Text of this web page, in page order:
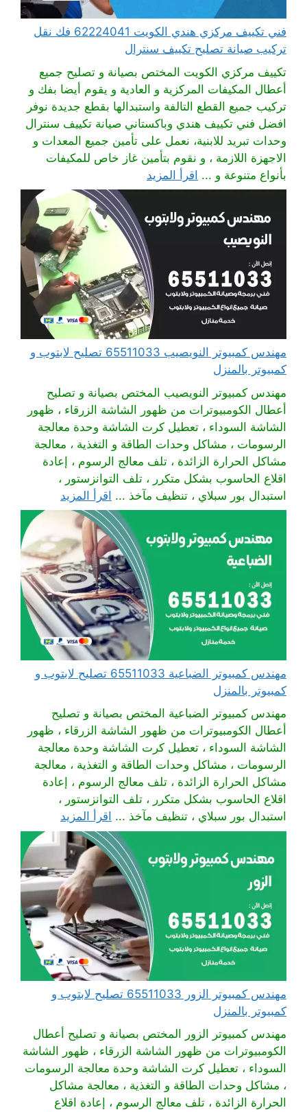
فني تكييف مركزي هندي الكويت 62224041 فك نقل
تركيب صيانة تصليح تكييف سنترال
تكييف مركزي الكويت المختص بصيانة و تصليح جميع
أعطال المكيفات المركزية و العادية و يقوم أيضا بفك و
تركيب جميع القطع التالفة واستبدالها بقطع جديدة نوفر
افضل فني تكييف هندي وباكستاني صيانة تكييف سنترال
وحدات تبريد للابنية، نعمل على تأمين جميع المعدات و
الاجهزة اللازمة ، و نقوم بتأمين غاز خاص للمكيفات
بأنواع متنوعة و ... اقرأ المزيد
مهندس كمبيوتر النويصيب 65511033 تصليح لابتوب و
كمبيوتر بالمنزل
مهندس كمبيوتر النويصيب المختص بصيانة و تصليح
أعطال الكومبيوترات من ظهور الشاشة الزرقاء ، ظهور
الشاشة السوداء ، تعطيل كرت الشاشة وحدة معالجة
الرسومات ، مشاكل وحدات الطاقة و التغذية ، معالجة
مشاكل الحرارة الزائدة ، تلف معالج الرسوم ، إعادة
اقلاع الحاسوب بشكل متكرر ، تلف التوانزستور ،
استبدال بور سبلاي ، تنظيف مآخذ ... اقرأ المزيد
مهندس كمبيوتر الضباعية 65511033 تصليح لابتوب و
كمبيوتر بالمنزل
مهندس كمبيوتر الضباعية المختص بصيانة و تصليح
أعطال الكومبيوترات من ظهور الشاشة الزرقاء ، ظهور
الشاشة السوداء ، تعطيل كرت الشاشة وحدة معالجة
الرسومات ، مشاكل وحدات الطاقة و التغذية ، معالجة
مشاكل الحرارة الزائدة ، تلف معالج الرسوم ، إعادة
اقلاع الحاسوب بشكل متكرر ، تلف التوانزستور ،
استبدال بور سبلاي ، تنظيف مآخذ ... اقرأ المزيد
مهندس كمبيوتر الزور 65511033 تصليح لابتوب و
كمبيوتر بالمنزل
مهندس كمبيوتر الزور المختص بصيانة و تصليح أعطال
الكومبيوترات من ظهور الشاشة الزرقاء ، ظهور الشاشة
السوداء ، تعطيل كرت الشاشة وحدة معالجة الرسومات
، مشاكل وحدات الطاقة و التغذية ، معالجة مشاكل
الحرارة الزائدة ، تلف معالج الرسوم ، إعادة اقلاع